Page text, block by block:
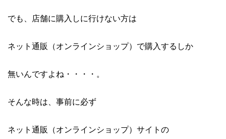
でも、店舗に購入しに行けない方は
ネット通販（オンラインショップ）で購入するしか
無いんですよね・・・・。
そんな時は、事前に必ず
ネット通販（オンラインショップ）サイトの